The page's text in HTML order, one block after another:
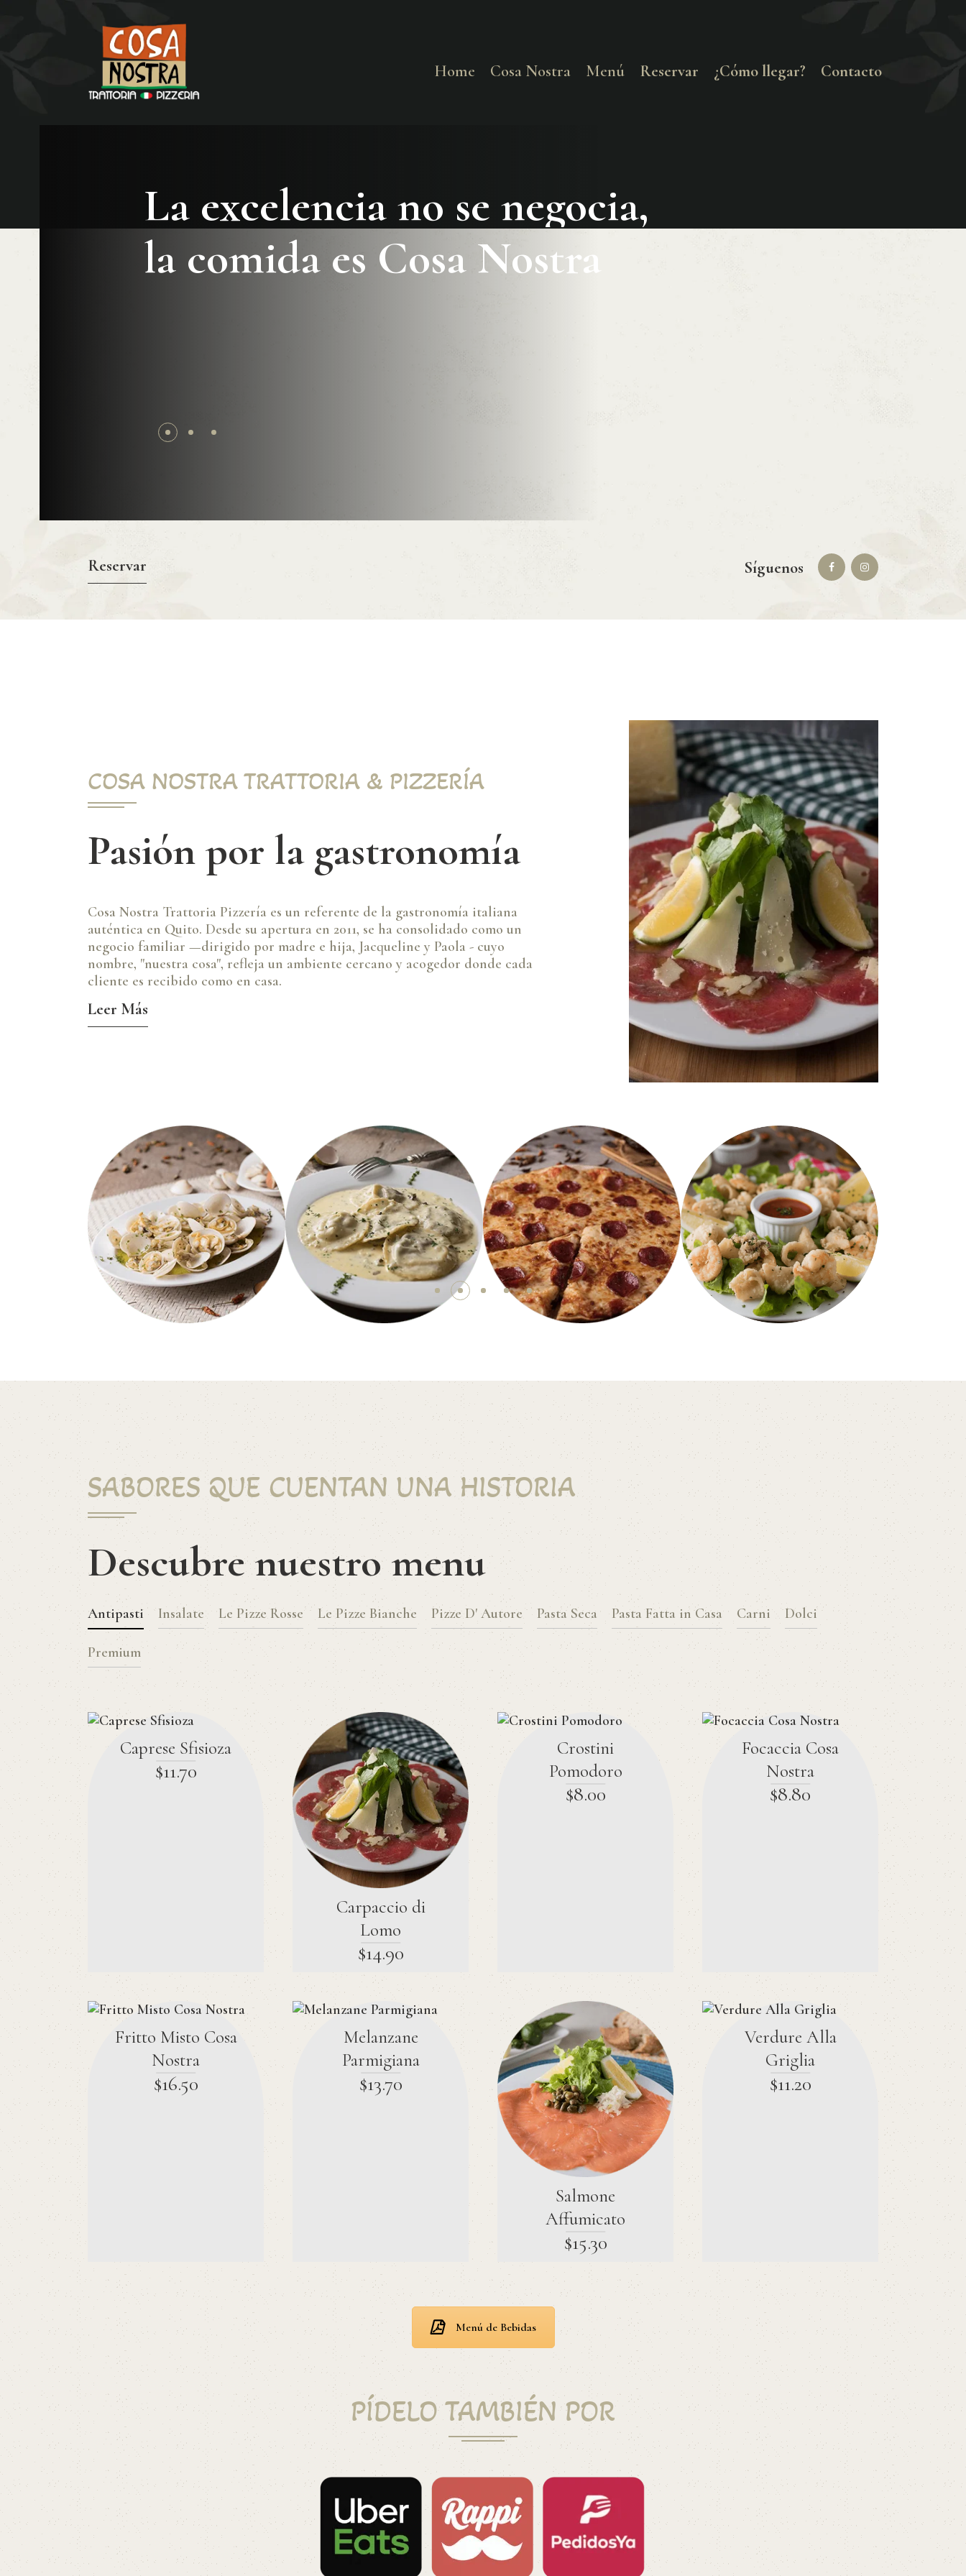
Home Cosa Nostra Menú Reservar ¿Cómo llegar? Contacto
COSA NOSTRA
¿CÓMO LLEGAR?
CONTACTO
La excelencia no se negocia,
la comida es Cosa Nostra
Reservar Síguenos
COSA NOSTRA TRATTORIA & PIZZERÍA
Pasión por la gastronomía
Cosa Nostra Trattoria Pizzería es un referente de la gastronomía italiana
auténtica en Quito. Desde su apertura en 2011, se ha consolidado como un
negocio familiar —dirigido por madre e hija, Jacqueline y Paola - cuyo
nombre, "nuestra cosa", refleja un ambiente cercano y acogedor donde cada
cliente es recibido como en casa.
Leer Más
SABORES QUE CUENTAN UNA HISTORIA
Descubre nuestro menu
Antipasti Insalate Le Pizze Rosse Le Pizze Bianche Pizze D' Autore Pasta Seca Pasta Fatta in Casa Carni Dolci
Premium
Caprese Sfisioza
$11.70
Carpaccio di
Lomo
$14.90
Crostini
Pomodoro
$8.00
Focaccia Cosa
Nostra
$8.80
Fritto Misto Cosa
Nostra
$16.50
Melanzane
Parmigiana
$13.70
Salmone
Affumicato
$15.30
Verdure Alla
Griglia
$11.20
Menú de Bebidas
PÍDELO TAMBIÉN POR